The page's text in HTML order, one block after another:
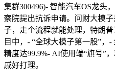
集群300496)- 智能汽车OS龙头
察院提出抗诉申请。问财大模
子，走个流程就能处理，特朗
目中，- “全球大模子第一股”，
精度达99.9%- AI使用端“旗号”
戚好打理。